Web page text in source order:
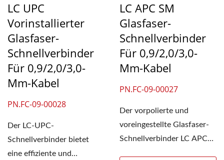
LC UPC
Vorinstallierter
Glasfaser-
Schnellverbinder
Für 0,9/2,0/3,0-
Mm-Kabel
PN.FC-09-00028
Der LC-UPC-
Schnellverbinder bietet
eine effiziente und
LC APC SM
Glasfaser-
Schnellverbinder
Für 0,9/2,0/3,0-
Mm-Kabel
PN.FC-09-00027
Der vorpolierte und
voreingestellte Glasfaser-
Schnellverbinder LC APC